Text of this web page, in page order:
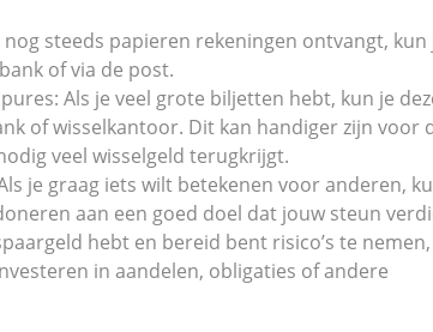
steeds papieren rekeningen ontvangt, kun
of via de post.
Als je veel grote biljetten hebt, kun je
of wisselkantoor. Dit kan handiger zijn voor
veel wisselgeld terugkrijgt.
je graag iets wilt betekenen voor anderen,
aan een goed doel dat jouw steun
hebt en bereid bent risico’s te
in aandelen, obligaties of andere